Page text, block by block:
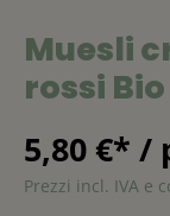
Muesli
rossi
5,80 €* /
Prezzi incl. IVA e